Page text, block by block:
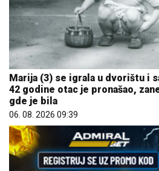
Marija (3) se igrala u dvorištu i
42 godine otac je pronašao,
gde je bila
06. 08. 2026 09:39